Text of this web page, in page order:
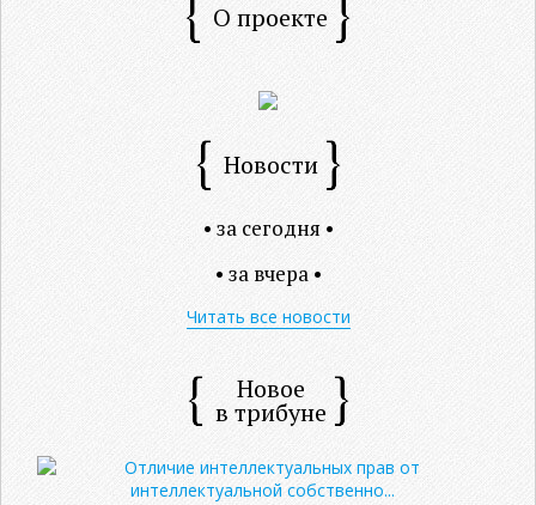
О проекте
Новости
• за сегодня •
• за вчера •
Читать все новости
Новое
в трибуне